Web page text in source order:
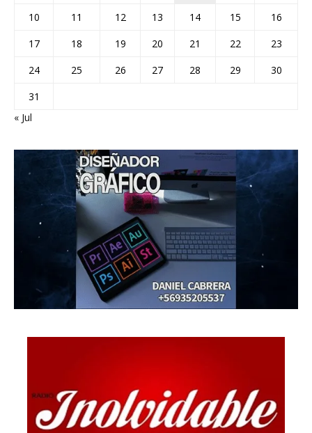
10
11 12 13 14 15
16
17
18 19 20 21 22
23
24
25 26 27 28 29
30
31
« Jul